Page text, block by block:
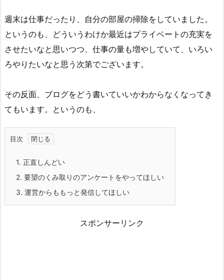
週末は仕事だったり、自分の部屋の掃除をしていました。
というのも、どういうわけか最近はプライベートの充実を
させたいなと思いつつ、仕事の量も増やしていて、いろい
ろやりたいなと思う次第でございます。
その反面、ブログをどう書いていいかわからなくなってき
てもいます。というのも、
目次
1. 正直しんどい
2. 要望のくみ取りのアンケートをやってほしい
3. 運営からももっと発信してほしい
スポンサーリンク